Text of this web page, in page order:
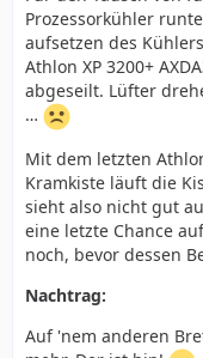
Prozessorkühler
aufsetzen des
Athlon XP 3200+
abgeseilt. Lüfter
…
Mit dem letzten
Kramkiste läuft die
sieht also nicht gut
eine letzte Chance
noch, bevor dessen
Nachtrag:
Auf 'nem anderen